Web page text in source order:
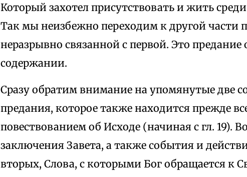
Который захотел присутствовать и жить
Так мы неизбежно переходим к другой части
неразрывно связанной с первой. Это предание
содержании.
Сразу обратим внимание на упомянутые две
предания, которое также находится прежде
повествованием об Исходе (начиная с гл. 19).
заключения Завета, а также события и
вторых, Слова, с которыми Бог обращается к